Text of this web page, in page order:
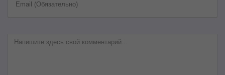
Email (Обязательно)